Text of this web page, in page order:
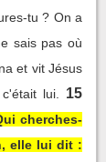
tu ? On a
sais pas où
et vit Jésus
lui.
15
cherches-
elle lui dit :